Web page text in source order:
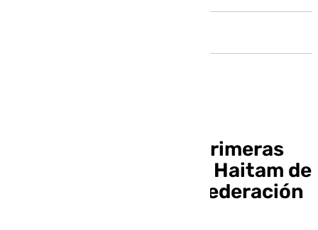
El Málaga recibe las primeras
ofertas de cesión por Haitam de
equipos de Primera Federación